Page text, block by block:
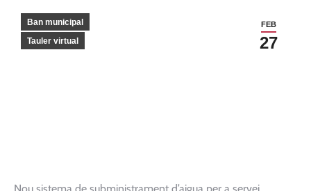
FEB
27
Ban municipal
Tauler virtual